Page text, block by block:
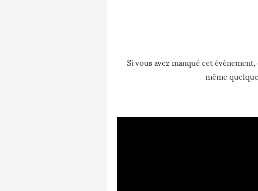
Si vous avez manqué cet
même